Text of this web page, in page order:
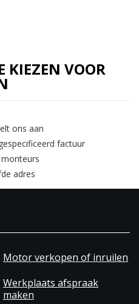
KIEZEN VOOR
ons aan
factuur
adres
Motor verkopen of inruilen
Werkplaats afspraak
maken